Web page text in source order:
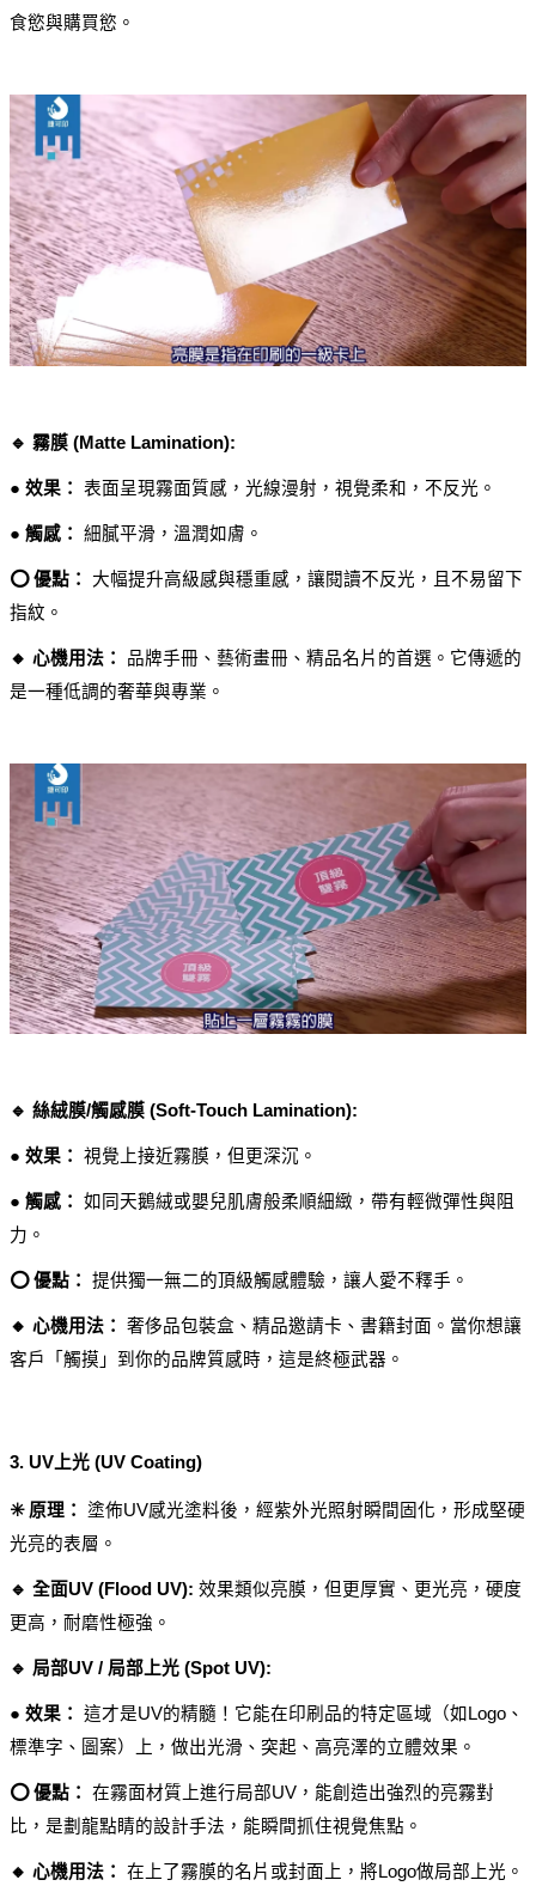
食慾與購買慾。
🔹 霧膜 (Matte Lamination):
● 效果： 表面呈現霧面質感，光線漫射，視覺柔和，不反光。
● 觸感： 細膩平滑，溫潤如膚。
⭕ 優點：
大幅提升高級感與穩重感，讓閱讀不反光，且不易留下
指紋。
🔸 心機用法：
品牌手冊、藝術畫冊、精品名片的首選。它傳遞的
是一種低調的奢華與專業。
🔹 絲絨膜/觸感膜 (Soft-Touch Lamination):
● 效果： 視覺上接近霧膜，但更深沉。
● 觸感：
如同天鵝絨或嬰兒肌膚般柔順細緻，帶有輕微彈性與阻
力。
⭕ 優點： 提供獨一無二的頂級觸感體驗，讓人愛不釋手。
🔸 心機用法：
奢侈品包裝盒、精品邀請卡、書籍封面。當你想讓
客戶「觸摸」到你的品牌質感時，這是終極武器。
3. UV上光 (UV Coating)
✳️ 原理：
塗佈UV感光塗料後，經紫外光照射瞬間固化，形成堅硬
光亮的表層。
🔹 全面UV (Flood UV): 效果類似亮膜，但更厚實、更光亮，硬度
更高，耐磨性極強。
🔹 局部UV / 局部上光 (Spot UV):
● 效果：
這才是UV的精髓！它能在印刷品的特定區域（如Logo、
標準字、圖案）上，做出光滑、突起、高亮澤的立體效果。
⭕ 優點：
在霧面材質上進行局部UV，能創造出強烈的亮霧對
比，是劃龍點睛的設計手法，能瞬間抓住視覺焦點。
🔸 心機用法：
在上了霧膜的名片或封面上，將Logo做局部上光。